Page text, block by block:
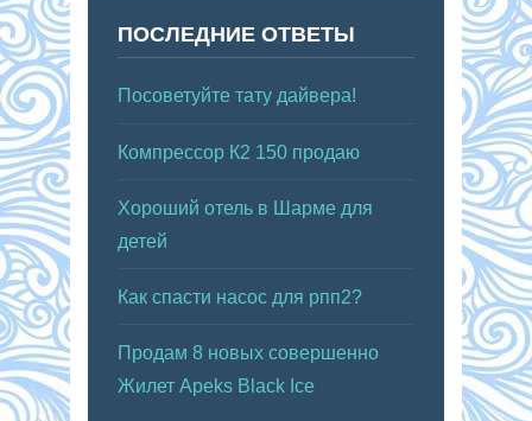
ПОСЛЕДНИЕ ОТВЕТЫ
Посоветуйте тату дайвера!
Компрессор К2 150 продаю
Хороший отель в Шарме для
детей
Как спасти насос для рпп2?
Продам 8 новых совершенно
Жилет Apeks Black Ice